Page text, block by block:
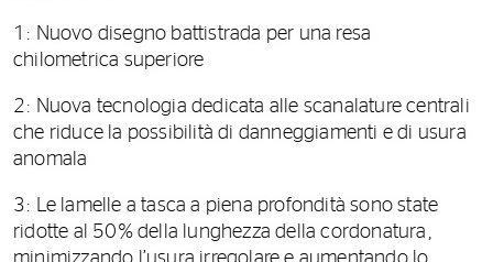
1: Nuovo disegno battistrada per una resa
chilometrica superiore
2: Nuova tecnologia dedicata alle scanalature centrali
che riduce la possibilità di danneggiamenti e di usura
anomala
3: Le lamelle a tasca a piena profondità sono state
ridotte al 50% della lunghezza della cordonatura,